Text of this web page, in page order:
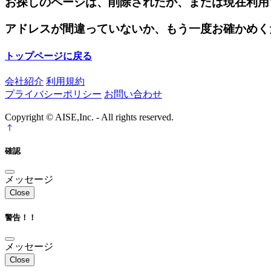
アドレスが間違っていないか、もう一度お確かめ
トップページに戻る
会社紹介 利用規約
プライバシーポリシー お問い合わせ
Copyright © AISE,Inc. - All rights reserved.
確認
メッセージ
Close
警告！！
メッセージ
Close